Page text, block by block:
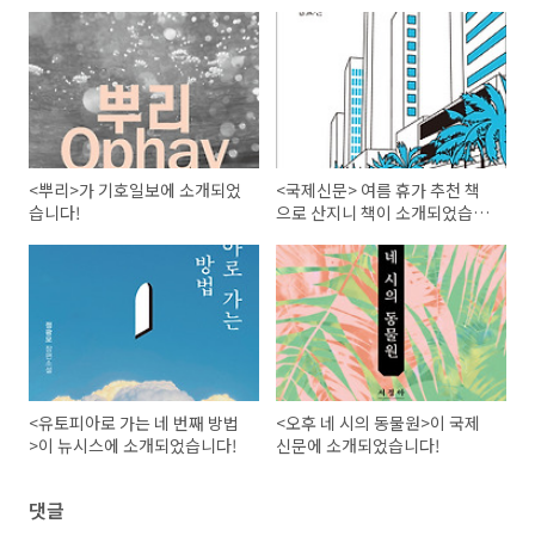
<뿌리>가 기호일보에 소개되었
습니다!
<국제신문> 여름 휴가 추천 책
으로 산지니 책이 소개되었습니
<유토피아로 가는 네 번째 방법
>이 뉴시스에 소개되었습니다!
<오후 네 시의 동물원>이 국제
신문에 소개되었습니다!
댓글